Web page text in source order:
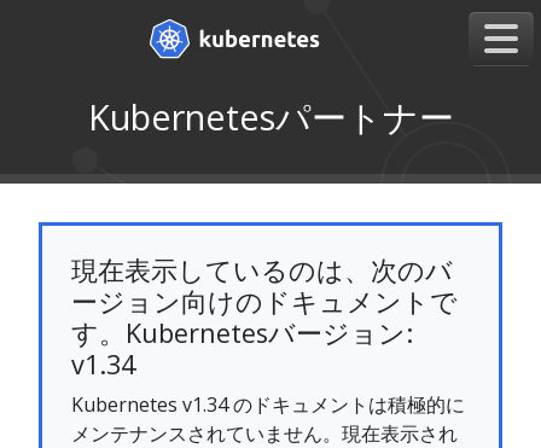
Kubernetesパートナー
現在表示しているのは、次のバ
ージョン向けのドキュメントで
す。Kubernetesバージョン:
v1.34
Kubernetes v1.34 のドキュメントは積極的に
メンテナンスされていません。現在表示され